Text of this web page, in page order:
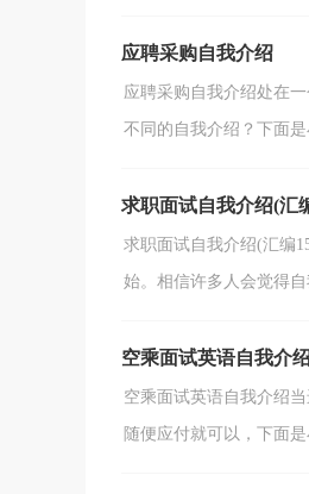
应聘采购自我介绍
应聘采购自我介绍处在
不同的自我介绍？下面
求职面试自我介绍(汇
求职面试自我介绍(汇编
始。相信许多人会觉得
空乘面试英语自我介
空乘面试英语自我介绍
随便应付就可以，下面